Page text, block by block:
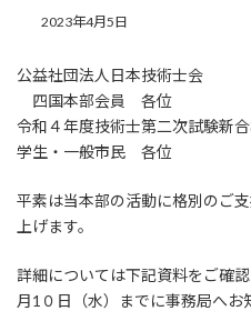
2023年4月5日
公益社団法人日本技術士会
四国本部会員 各位
令和４年度技術士第二次試験新
学生・一般市民 各位
平素は当本部の活動に格別のご
上げます。
詳細については下記資料をご確
月1０日（水）までに事務局へお